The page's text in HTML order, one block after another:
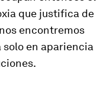
que justifica de
encontremos
solo en apariencia